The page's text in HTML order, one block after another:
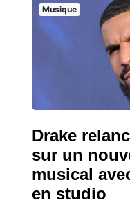
Musique
Drake
sur un
musical
en studio